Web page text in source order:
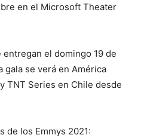
en el Microsoft Theater
entregan el domingo 19 de
gala se verá en América
TNT Series en Chile desde
de los Emmys 2021: